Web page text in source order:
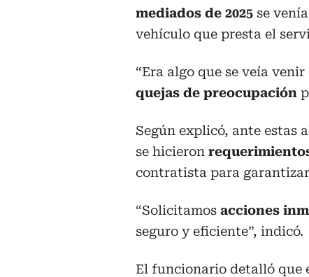
mediados de 2025 se
vehículo que presta el
“Era algo que se veía
quejas de preocupación
Según explicó, ante estas
se hicieron
contratista para
“Solicitamos acciones
seguro y eficiente”, indicó.
El funcionario detalló que